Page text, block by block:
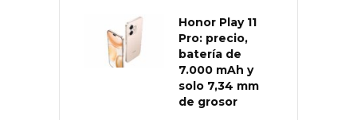
Honor Play 11
Pro: precio,
batería de
7.000 mAh y
solo 7,34 mm
de grosor